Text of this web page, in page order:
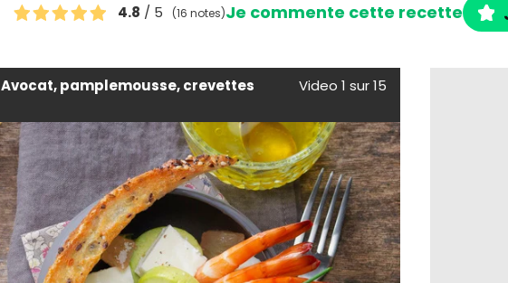
4.8 / 5 (16 notes)Je commente cette recette
Avocat, pamplemousse, crevettes
Video 1 sur 15